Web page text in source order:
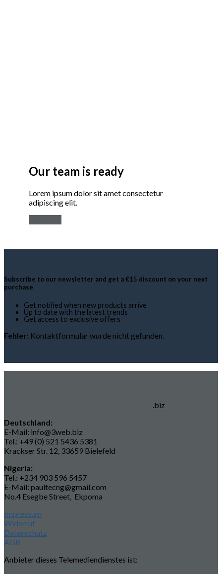
Our team is ready
Lorem ipsum dolor sit amet consectetur
adipiscing elit.
Subscribe to our newsletter and get a €15 discount on your next
purchase
Get notified when new products arrive
Up to date with the latest trends
Get access to exclusive offers
Fehler: Kontaktformular wurde nicht gefunden.
.biz
Deutschland:
E-Mail: info@3web.biz
Tel.: +49 (0) 521 5436 5381
Krackser Str. 12, 33659 Bielefeld
Nigeria:
Tel.: +234 903 596 5457
E-Mail: paultecng@gmail.com
No.4 Esegbe Street, Ekpoma
Impressum
Widerruf
Datenschutz
AGB
Anbieter dieses Telemediendienstes ist: